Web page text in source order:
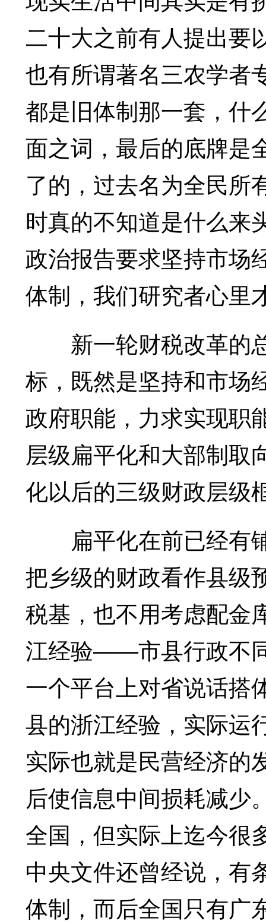
二十大之前有人提出要
也有所谓著名三农学者
都是旧体制那一套，什
面之词，最后的底牌
了的，过去名为全民
时真的不知道是什么来
政治报告要求坚持市场
体制，我们研究者心里
新一轮财税改革的
标，既然是坚持和市场
政府职能，力求实现职
层级扁平化和大部制取
化以后的三级财政层级
扁平化在前已经有
把乡级的财政看作县级
税基，也不用考虑配金
江经验——市县行政不
一个平台上对省说话搭
县的浙江经验，实际
实际也就是民营经济的
后使信息中间损耗减少
全国，但实际上迄今很
中央文件还曾经说，有
体制，而后全国只有广